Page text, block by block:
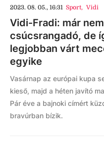
2023. 08. 05., 16:31 Sport, Vidi
Vidi-Fradi: már nem
csúcsrangadó, de
legjobban várt
egyike
Vasárnap az európai kupa
kieső, majd a héten javító
Pár éve a bajnoki címért
bravúrban bízik.